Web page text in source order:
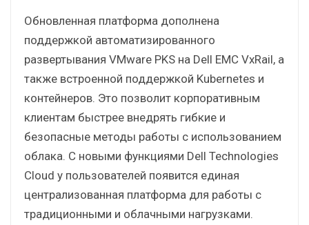
Обновленная платформа дополнена
поддержкой автоматизированного
развертывания VMware PKS на Dell EMC VxRail, а
также встроенной поддержкой Kubernetes и
контейнеров. Это позволит корпоративным
клиентам быстрее внедрять гибкие и
безопасные методы работы с использованием
облака. С новыми функциями Dell Technologies
Cloud у пользователей появится единая
централизованная платформа для работы c
традиционными и облачными нагрузками.